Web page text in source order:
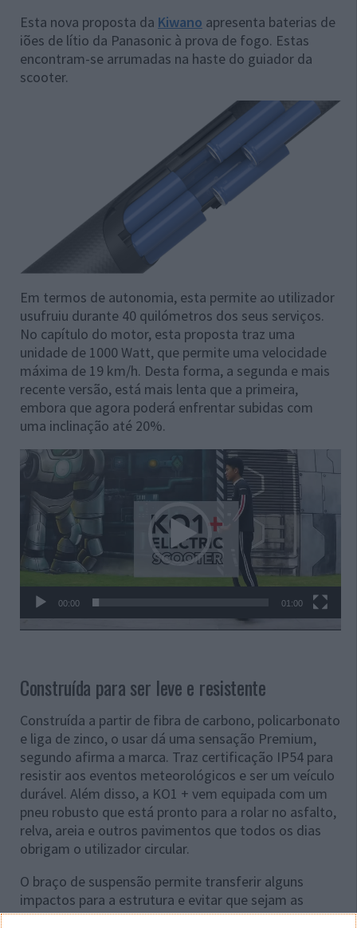
Esta nova proposta da Kiwano apresenta baterias de
iões de lítio da Panasonic à prova de fogo. Estas
encontram-se arrumadas na haste do guiador da
scooter.
Em termos de autonomia, esta permite ao utilizador
usufruiu durante 40 quilómetros dos seus serviços.
No capítulo do motor, esta proposta traz uma
unidade de 1000 Watt, que permite uma velocidade
máxima de 19 km/h. Desta forma, a segunda e mais
recente versão, está mais lenta que a primeira,
embora que agora poderá enfrentar subidas com
uma inclinação até 20%.
Reprodutor
vídeo
00:00 01:00
Construída para ser leve e resistente
Construída a partir de fibra de carbono, policarbonato
e liga de zinco, o usar dá uma sensação Premium,
segundo afirma a marca. Traz certificação IP54 para
resistir aos eventos meteorológicos e ser um veículo
durável. Além disso, a KO1 + vem equipada com um
pneu robusto que está pronto para a rolar no asfalto,
relva, areia e outros pavimentos que todos os dias
obrigam o utilizador circular.
O braço de suspensão permite transferir alguns
impactos para a estrutura e evitar que sejam as
costas a aguentar.